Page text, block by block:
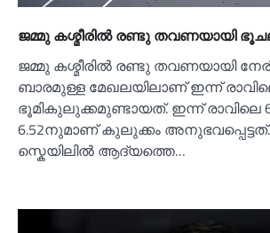
ജമ്മു കശ്മീരില്‍ രണ്ടു തവണയായി
ജമ്മു കശ്മീരില്‍ രണ്ടു തവണയായി
ബാരമുള്ള മേഖലയിലാണ് ഇന്ന്
ഭൂമികുലുക്കമുണ്ടായത്. ഇന്ന് രാവിലെ
6.52നുമാണ് കുലുക്കം അനുഭവപ്പെട്ടത്.
സ്കെയിലില്‍ ആദ്യത്തെ…